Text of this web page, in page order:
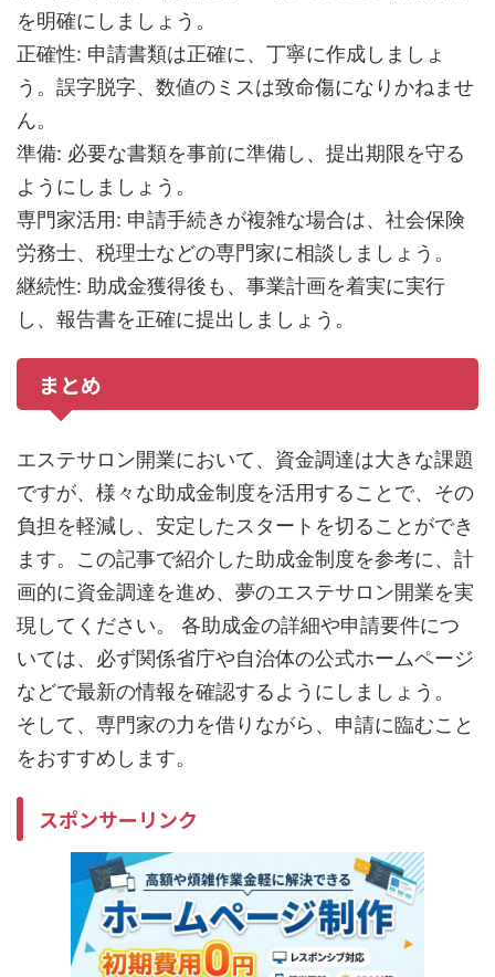
を明確にしましょう。
正確性: 申請書類は正確に、丁寧に作成しましょ
う。誤字脱字、数値のミスは致命傷になりかねませ
ん。
準備: 必要な書類を事前に準備し、提出期限を守る
ようにしましょう。
専門家活用: 申請手続きが複雑な場合は、社会保険
労務士、税理士などの専門家に相談しましょう。
継続性: 助成金獲得後も、事業計画を着実に実行
し、報告書を正確に提出しましょう。
まとめ
エステサロン開業において、資金調達は大きな課題
ですが、様々な助成金制度を活用することで、その
負担を軽減し、安定したスタートを切ることができ
ます。この記事で紹介した助成金制度を参考に、計
画的に資金調達を進め、夢のエステサロン開業を実
現してください。 各助成金の詳細や申請要件につ
いては、必ず関係省庁や自治体の公式ホームページ
などで最新の情報を確認するようにしましょう。
そして、専門家の力を借りながら、申請に臨むこと
をおすすめします。
スポンサーリンク